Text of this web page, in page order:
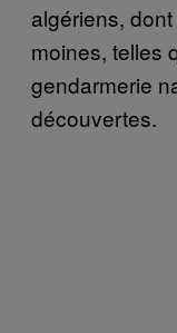
algériens,
moines, telles
gendarmerie
découvertes.